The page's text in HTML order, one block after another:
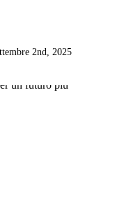
2nd, 2025